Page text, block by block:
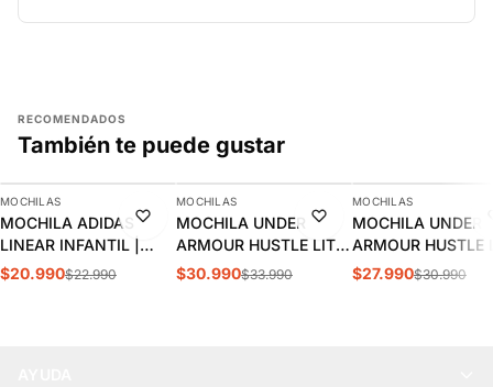
RECOMENDADOS
También te puede gustar
-9%
AGREGAR
MOCHILAS
MOCHILA ADIDAS
LINEAR INFANTIL |
KC3138
$20.990$22.990
-9%
AGREGAR
MOCHILAS
MOCHILA UNDER
ARMOUR HUSTLE LITE
| 6000399-603
$30.990$33.990
-10%
MOCHILAS
MOCHILA UNDER
ARMOUR HUSTLE
1364180-012
$27.990$30.990